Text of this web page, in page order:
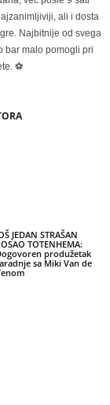
ali i dosta
Najbitnije od svega
bar malo pomogli pri
⚽
JEDAN STRAŠAN
TOTENHEMA:
produžetak
sa Miki Van de